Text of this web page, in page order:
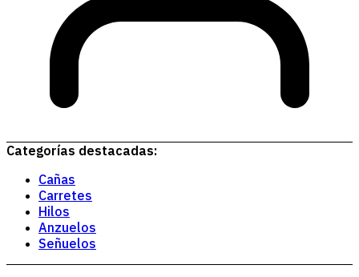
Categorías destacadas:
Cañas
Carretes
Hilos
Anzuelos
Señuelos